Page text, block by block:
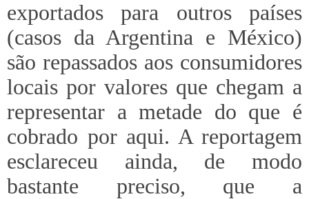
exportados para outros países
(casos da Argentina e México)
são repassados aos consumidores
locais por valores que chegam a
representar a metade do que é
cobrado por aqui. A reportagem
esclareceu ainda, de modo
bastante preciso, que a